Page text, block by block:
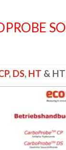
, DS, HT &